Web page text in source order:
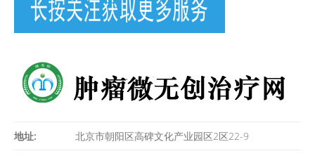
地址: 北京市朝阳区高碑文化产业园区2区22-9